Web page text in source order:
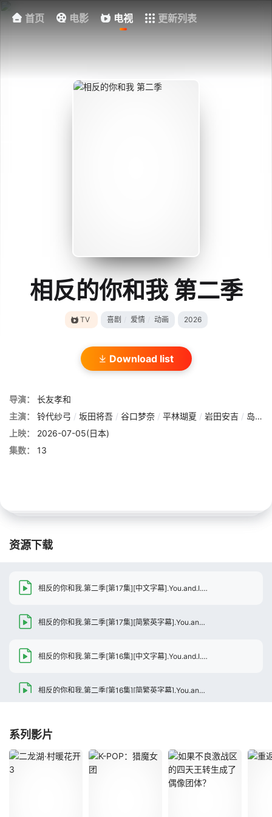
首页 电影 电视 更新列表
相反的你和我 第二季
TV 喜剧 爱情 动画 2026
Download list
导演：
长友孝和
主演：
铃代纱弓 / 坂田将吾 / 谷口梦奈 / 平林瑚夏 / 岩田安吉 / 岛袋美由利
上映：
2026-07-05(日本)
集数：
13
资源下载
相反的你和我.第二季[第17集][中文字幕].You.and.I.are.Polar.Opposites.S02.1080p.WEB-DL.AAC2.0.H.264-BlackTV
相反的你和我.第二季[第17集][简繁英字幕].You.and.I.Are.Polar.Opposites.S02.1080p.NF.WEB-DL.AAC.2.0.H.264-BlackTV
相反的你和我.第二季[第16集][中文字幕].You.and.I.are.Polar.Opposites.S02.1080p.WEB-DL.AAC2.0.H.264-BlackTV
相反的你和我.第二季[第16集][简繁英字幕].You.and.I.Are.Polar.Opposites.S02.1080p.NF.WEB-DL.AAC.2.0.H.264-BlackTV
相反的你和我.第二季[第15集][简繁英字幕].You.and.I.Are.Polar.Opposites.S02.1080p.NF.WEB-DL.AAC.2.0.H.264-BlackTV
系列影片